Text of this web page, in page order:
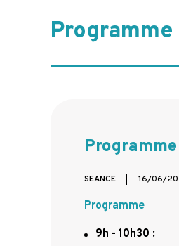
SEANCE 16/06/
Programme
9h - 10h30 :